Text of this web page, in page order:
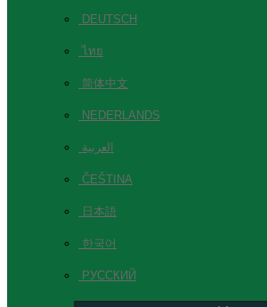
DEUTSCH
ไทย
简体中文
NEDERLANDS
العربية
ČEŠTINA
日本語
한국어
РУССКИЙ